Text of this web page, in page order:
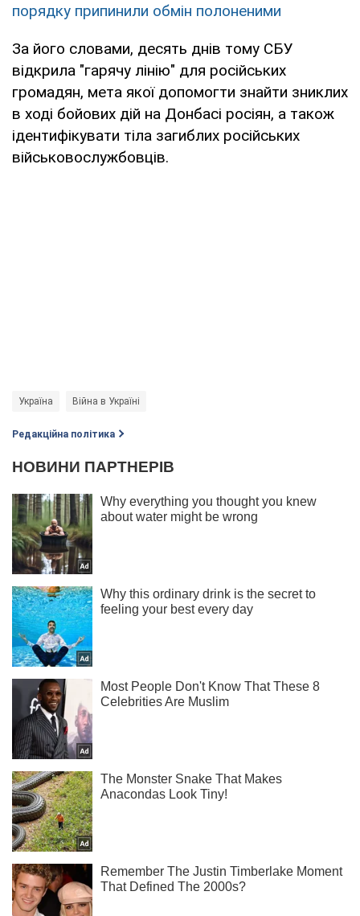
порядку припинили обмін полоненими
За його словами, десять днів тому СБУ
відкрила "гарячу лінію" для російських
громадян, мета якої допомогти знайти зниклих
в ході бойових дій на Донбасі росіян, а також
ідентифікувати тіла загиблих російських
військовослужбовців.
Україна Війна в Україні
Редакційна політика